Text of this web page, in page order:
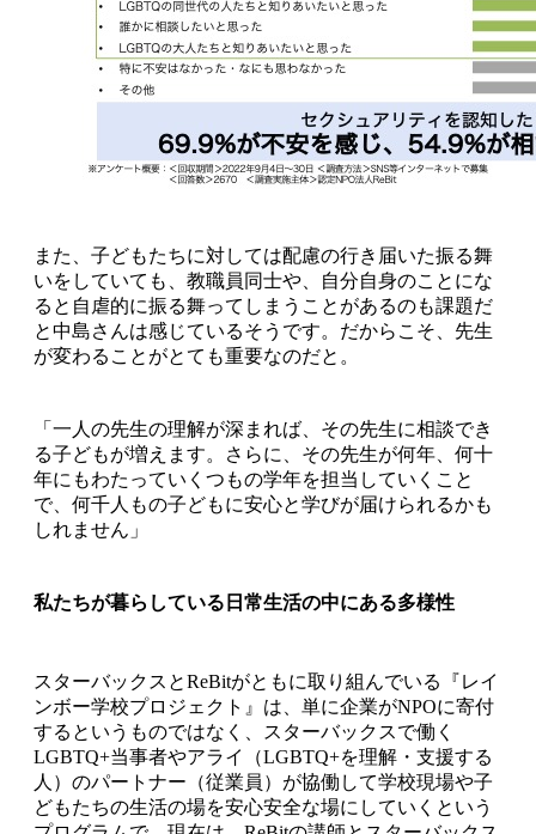
また、子どもたちに対しては配慮の行き届いた振る舞
いをしていても、教職員同士や、自分自身のことにな
ると自虐的に振る舞ってしまうことがあるのも課題だ
と中島さんは感じているそうです。だからこそ、先生
が変わることがとても重要なのだと。
「一人の先生の理解が深まれば、その先生に相談でき
る子どもが増えます。さらに、その先生が何年、何十
年にもわたっていくつもの学年を担当していくこと
で、何千人もの子どもに安心と学びが届けられるかも
しれません」
私たちが暮らしている日常生活の中にある多様性
スターバックスとReBitがともに取り組んでいる『レイ
ンボー学校プロジェクト』は、単に企業がNPOに寄付
するというものではなく、スターバックスで働く
LGBTQ+当事者やアライ（LGBTQ+を理解・支援する
人）のパートナー（従業員）が協働して学校現場や子
どもたちの生活の場を安心安全な場にしていくという